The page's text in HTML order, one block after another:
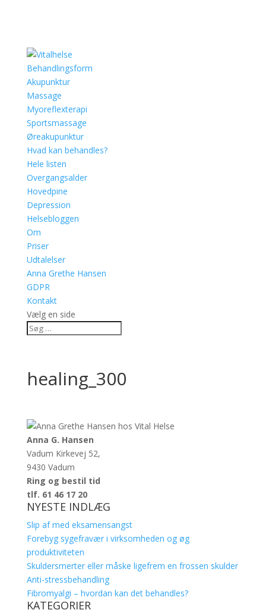
Behandlingsform
Akupunktur
Massage
Myoreflexterapi
Sportsmassage
Øreakupunktur
Hvad kan behandles?
Hele listen
Overgangsalder
Hovedpine
Depression
Helsebloggen
Om
Priser
Udtalelser
Anna Grethe Hansen
GDPR
Kontakt
Vælg en side
healing_300
Anna G. Hansen
Vadum Kirkevej 52,
9430 Vadum
Ring og bestil tid
tlf. 61 46 17 20
NYESTE INDLÆG
Slip af med eksamensangst
Forebyg sygefravær i virksomheden og øg
produktiviteten
Skuldersmerter eller måske ligefrem en frossen skulder
Anti-stressbehandling
Fibromyalgi – hvordan kan det behandles?
KATEGORIER